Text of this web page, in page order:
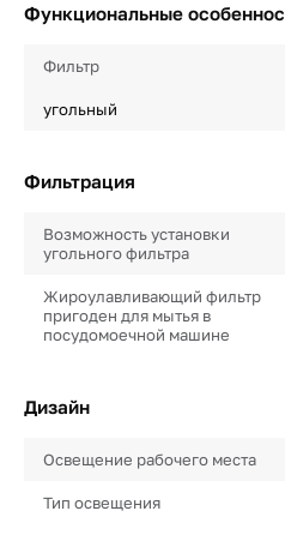
Функциональные
Фильтр
угольный
Фильтрация
Возможность установки
угольного фильтра
Жироулавливающий фильтр
пригоден для мытья в
посудомоечной машине
Дизайн
Освещение рабочего места
Тип освещения